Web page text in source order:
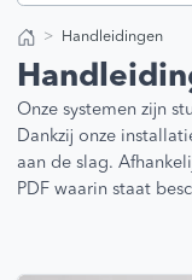
Handleidingen
Onze systemen zijn
Dankzij onze
aan de slag.
PDF waarin staat